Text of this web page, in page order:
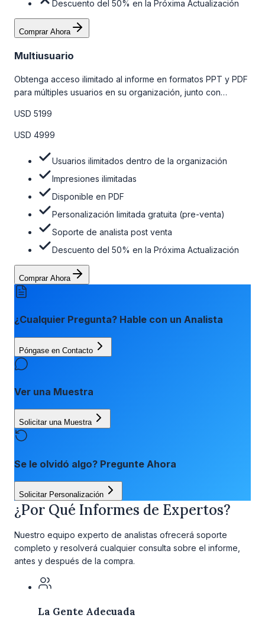
Descuento del 50% en la Próxima Actualización
Comprar Ahora
Multiusuario
Obtenga acceso ilimitado al informe en formatos PPT y PDF
para múltiples usuarios en su organización, junto con
venta, el soporte post-venta de nuestros analistas y una
opción de actualización gratuita del informe dentro de 180
la tabla de precios a continuación.
USD 5199
USD 4999
Usuarios ilimitados dentro de la organización
Impresiones ilimitadas
Disponible en PDF
Personalización limitada gratuita (pre-venta)
Soporte de analista post venta
Descuento del 50% en la Próxima Actualización
Comprar Ahora
¿Cualquier Pregunta? Hable con un Analista
Póngase en Contacto
Ver una Muestra
Solicitar una Muestra
Se le olvidó algo? Pregunte Ahora
Solicitar Personalización
¿Por Qué Informes de Expertos?
Nuestro equipo experto de analistas ofrecerá soporte
completo y resolverá cualquier consulta sobre el informe,
antes y después de la compra.
La Gente Adecuada